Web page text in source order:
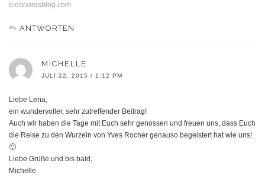
eleonorasblog.com
ANTWORTEN
MICHELLE
JULI 22, 2015 / 1:12 PM
Liebe Lena,
ein wundervoller, sehr zutreffender Beitrag!
Auch wir haben die Tage mit Euch sehr genossen und freuen uns, dass Euch
die Reise zu den Wurzeln von Yves Rocher genauso begeistert hat wie uns!
🙂
Liebe Grüße und bis bald,
Michelle